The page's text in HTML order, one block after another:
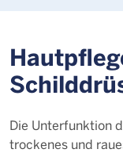
Die Unterfunktion
trockenes und